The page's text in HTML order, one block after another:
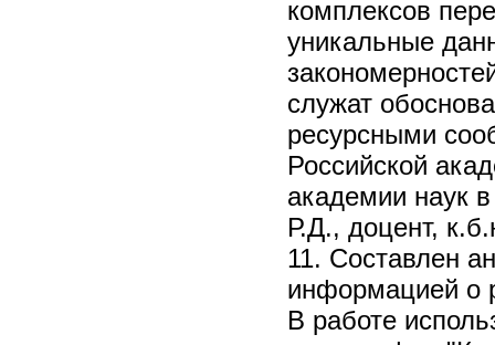
комплексов
уникальные
служат
ресурсными
Российской
академии наук
Р.Д., доцент,
11. Составлен
информацией о
В работе